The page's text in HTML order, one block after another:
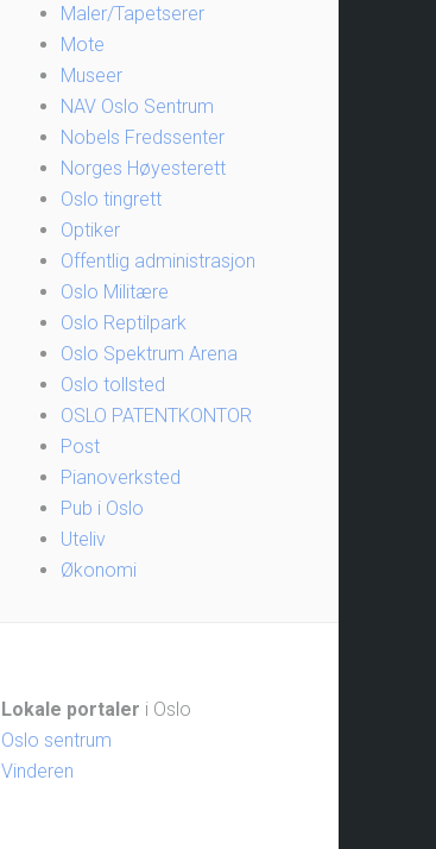
Maler/Tapetserer
Mote
Museer
NAV Oslo Sentrum
Nobels Fredssenter
Norges Høyesterett
Oslo tingrett
Optiker
Offentlig administrasjon
Oslo Militære
Oslo Reptilpark
Oslo Spektrum Arena
Oslo tollsted
OSLO PATENTKONTOR
Post
Pianoverksted
Pub i Oslo
Uteliv
Økonomi
Lokale portaler i Oslo
Oslo sentrum
Vinderen